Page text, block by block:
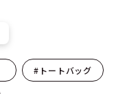
#トートバッグ